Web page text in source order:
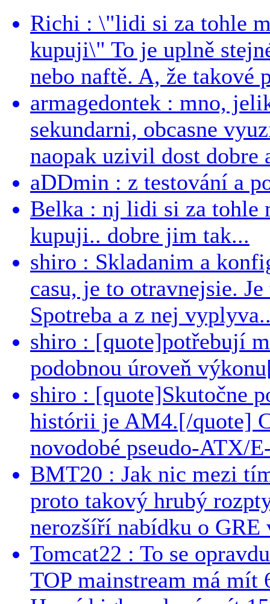
Richi : \"lidi si za tohle
kupuji\" To je uplně
nebo naftě. A, že takové
armagedontek : mno,
sekundarni, obcasne
naopak uzivil dost dobre
aDDmin : z testování a
Belka : nj lidi si za tohle
kupuji.. dobre jim tak...
shiro : Skladanim a
casu, je to otravnejsie.
Spotreba a z nej
shiro : [quote]potřebují
podobnou úroveň
shiro : [quote]Skutočne
histórii je AM4.[/quote]
novodobé pseudo-ATX/
BMT20 : Jak nic mezi
proto takový hrubý
nerozšíří nabídku o GRE
Tomcat22 : To se
TOP mainstream má